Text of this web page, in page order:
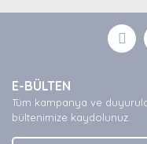
formunu kullanarak
Görüş ve önerileriniz
Ürün açıklamasında
Ürün bilgilerinde
Ürün fiyatı diğer
E-BÜLTEN
Tüm kampanya ve
bültenimize kaydolunuz.